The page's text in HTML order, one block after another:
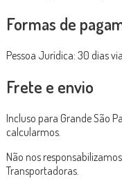
Formas de
Pessoa Jurídica: 30 dias
Frete e envio
Incluso para Grande São
calcularmos.
Não nos
Transportadoras.